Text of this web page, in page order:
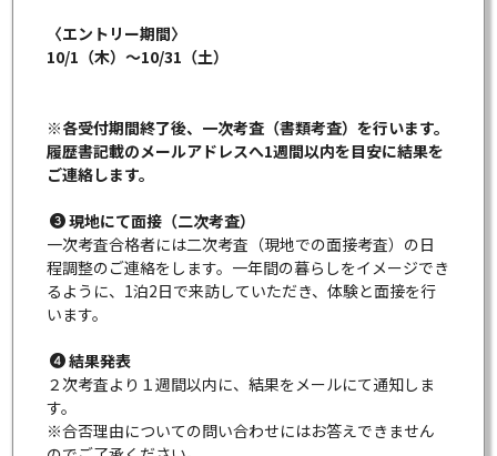
〈エントリー期間〉
10/1（木）～10/31（土）
※各受付期間終了後、一次考査（書類考査）を行います。
履歴書記載のメールアドレスへ1週間以内を目安に結果を
ご連絡します。
現地にて面接（二次考査）
一次考査合格者には二次考査（現地での面接考査）の日
程調整のご連絡をします。一年間の暮らしをイメージでき
るように、1泊2日で来訪していただき、体験と面接を行
います。
結果発表
２次考査より１週間以内に、結果をメールにて通知しま
す。
※合否理由についての問い合わせにはお答えできません